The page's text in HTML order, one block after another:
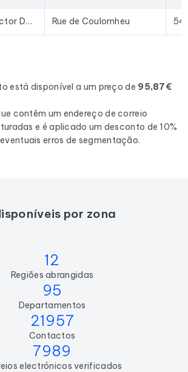
direta para a maioria das
e plataformas de e-mail
Terrassement Victor Da Costa Rue de Coulomheu
está disponível a um preço de 95,87€
contêm um endereço de correio
e é aplicado um desconto de 10%
erros de segmentação.
por zona
12
Regiões abrangidas
95
Departamentos
21957
Contactos
7989
electrónicos verificados